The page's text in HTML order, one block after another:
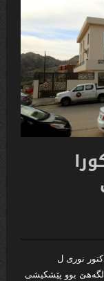
نوری ل
بوو پێشکيشی